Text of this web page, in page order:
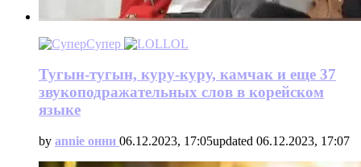
Супер LOL
Тугын-тугын, куру-куру, камчак и еще 37
звукоподражательных слов в корейском
языке
by annie онни 06.12.2023, 17:05updated 06.12.2023, 17:07